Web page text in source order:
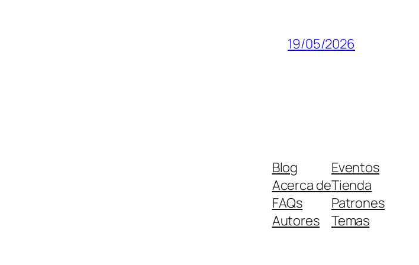
19/05/2026
Blog
Acerca de
FAQs
Autores
Eventos
Tienda
Patrones
Temas